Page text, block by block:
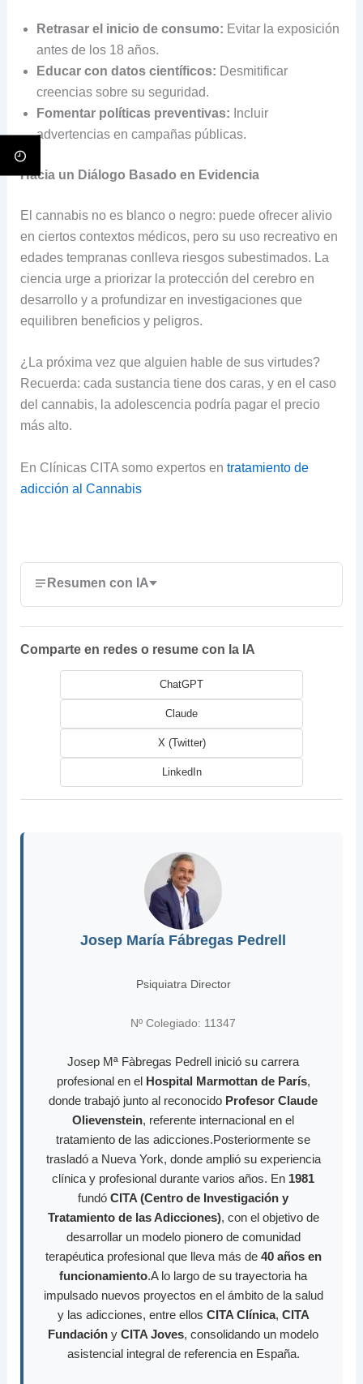
Retrasar el inicio de consumo: Evitar la exposición
antes de los 18 años.
Educar con datos científicos: Desmitificar
creencias sobre su seguridad.
Fomentar políticas preventivas: Incluir
advertencias en campañas públicas.
Hacia un Diálogo Basado en Evidencia
El cannabis no es blanco o negro: puede ofrecer alivio
en ciertos contextos médicos, pero su uso recreativo en
edades tempranas conlleva riesgos subestimados. La
ciencia urge a priorizar la protección del cerebro en
desarrollo y a profundizar en investigaciones que
equilibren beneficios y peligros.
¿La próxima vez que alguien hable de sus virtudes?
Recuerda: cada sustancia tiene dos caras, y en el caso
del cannabis, la adolescencia podría pagar el precio
más alto.
En Clínicas CITA somo expertos en tratamiento de
adicción al Cannabis
Resumen con IA
Comparte en redes o resume con la IA
ChatGPT
Claude
X (Twitter)
LinkedIn
Josep María Fábregas Pedrell
Psiquiatra Director
Nº Colegiado: 11347
Josep Mª Fàbregas Pedrell inició su carrera
profesional en el Hospital Marmottan de París,
donde trabajó junto al reconocido Profesor Claude
Olievenstein, referente internacional en el
tratamiento de las adicciones.Posteriormente se
trasladó a Nueva York, donde amplió su experiencia
clínica y profesional durante varios años. En 1981
fundó CITA (Centro de Investigación y
Tratamiento de las Adicciones), con el objetivo de
desarrollar un modelo pionero de comunidad
terapéutica profesional que lleva más de 40 años en
funcionamiento.A lo largo de su trayectoria ha
impulsado nuevos proyectos en el ámbito de la salud
y las adicciones, entre ellos CITA Clínica, CITA
Fundación y CITA Joves, consolidando un modelo
asistencial integral de referencia en España.